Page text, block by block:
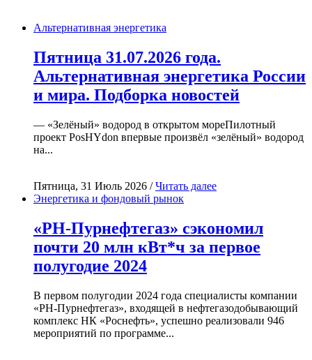
Альтернативная энергетика
Пятница 31.07.2026 года.
Альтернативная энергетика России
и мира. Подборка новостей
— «Зелёный» водород в открытом мореПилотный
проект PosHYdon впервые произвёл «зелёный» водород
на...
Пятница, 31 Июль 2026 /Читать далее
Энергетика и фондовый рынок
«РН-Пурнефтегаз» сэкономил
почти 20 млн кВт*ч за первое
полугодие 2024
В первом полугодии 2024 года специалисты компании
«РН-Пурнефтегаз», входящей в нефтегазодобывающий
комплекс НК «Роснефть», успешно реализовали 946
мероприятий по программе...